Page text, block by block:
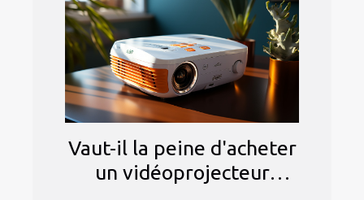
Vaut-il la peine d'acheter
un vidéoprojecteur